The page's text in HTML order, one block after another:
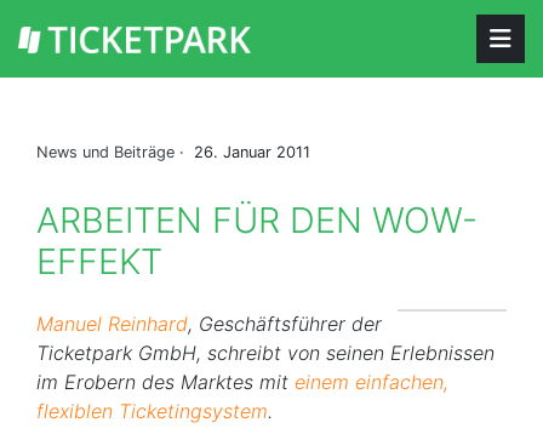
News und Beiträge · 26. Januar 2011
ARBEITEN FÜR DEN WOW-
EFFEKT
Manuel Reinhard, Geschäftsführer der
Ticketpark GmbH, schreibt von seinen Erlebnissen
im Erobern des Marktes mit einem einfachen,
flexiblen Ticketingsystem.